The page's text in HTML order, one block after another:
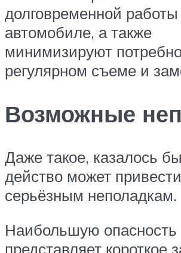
долговременной работы
автомобиле, а также
минимизируют
регулярном съеме и
Возможные
Даже такое, казалось
действо может
серьёзным неполадкам.
Наибольшую опасность
представляет короткое